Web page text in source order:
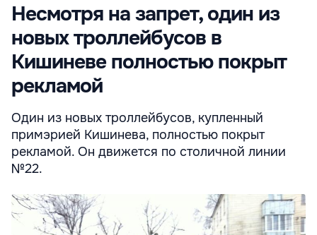
Несмотря на запрет, один из
новых троллейбусов в
Кишиневе полностью покрыт
рекламой
Один из новых троллейбусов, купленный
примэрией Кишинева, полностью покрыт
рекламой. Он движется по столичной линии
№22.